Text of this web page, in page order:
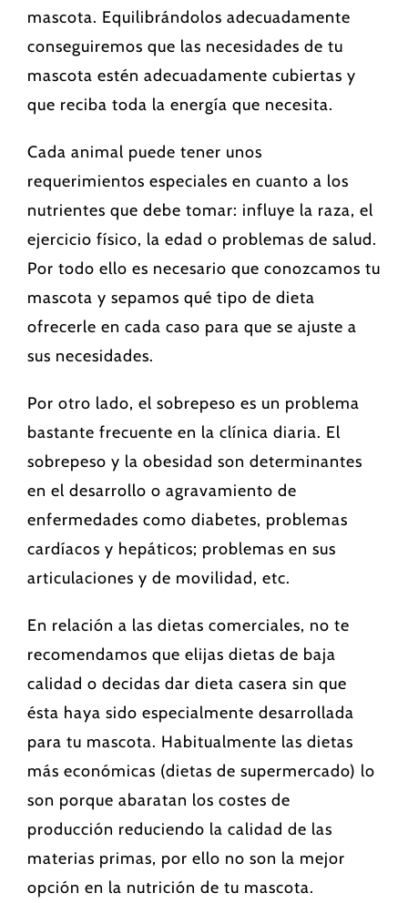
mascota. Equilibrándolos adecuadamente
conseguiremos que las necesidades de tu
mascota estén adecuadamente cubiertas y
que reciba toda la energía que necesita.
Cada animal puede tener unos
requerimientos especiales en cuanto a los
nutrientes que debe tomar: influye la raza, el
ejercicio físico, la edad o problemas de salud.
Por todo ello es necesario que conozcamos tu
mascota y sepamos qué tipo de dieta
ofrecerle en cada caso para que se ajuste a
sus necesidades.
Por otro lado, el sobrepeso es un problema
bastante frecuente en la clínica diaria. El
sobrepeso y la obesidad son determinantes
en el desarrollo o agravamiento de
enfermedades como diabetes, problemas
cardíacos y hepáticos; problemas en sus
articulaciones y de movilidad, etc.
En relación a las dietas comerciales, no te
recomendamos que elijas dietas de baja
calidad o decidas dar dieta casera sin que
ésta haya sido especialmente desarrollada
para tu mascota. Habitualmente las dietas
más económicas (dietas de supermercado) lo
son porque abaratan los costes de
producción reduciendo la calidad de las
materias primas, por ello no son la mejor
opción en la nutrición de tu mascota.